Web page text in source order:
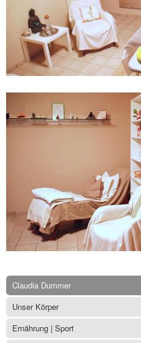
Claudia Dummer
Unser Körper
Ernährung | Sport